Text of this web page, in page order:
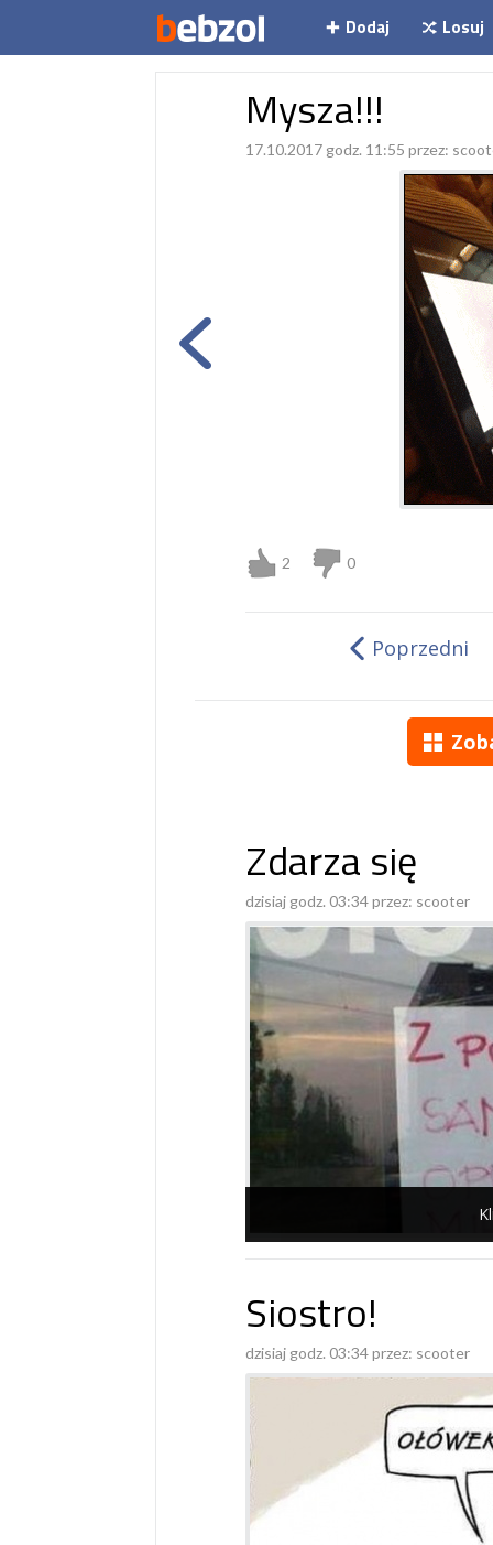
Dodaj Losuj
Mysza!!!
17.10.2017 godz. 11:55 przez:
2 0
Poprzedni
Zdarza się
dzisiaj godz. 03:34 przez: scooter
Siostro!
dzisiaj godz. 03:34 przez: scooter